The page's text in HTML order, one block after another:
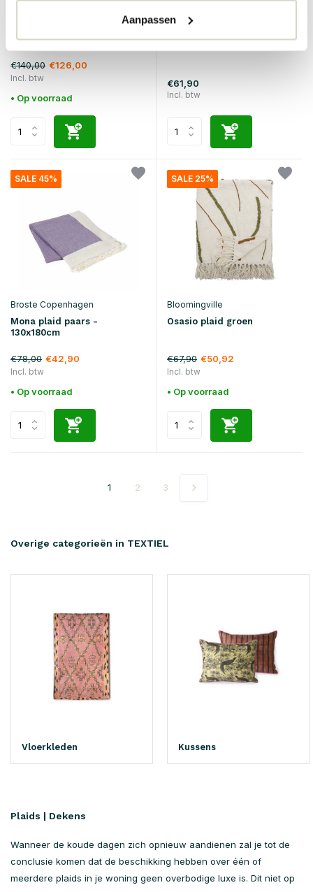
Aanpassen
Linda plaid pumpkin/oranje -
130x180cm
€140,00 €126,00
Incl. btw
• Op voorraad
Hamisha plaid grijs/bruin
€61,90
Incl. btw
SALE 45%
Broste Copenhagen
Mona plaid paars -
130x180cm
€78,00 €42,90
Incl. btw
• Op voorraad
SALE 25%
Bloomingville
Osasio plaid groen
€67,90 €50,92
Incl. btw
• Op voorraad
1 2 3
Overige categorieën in TEXTIEL
Vloerkleden Kussens
Plaids | Dekens
Wanneer de koude dagen zich opnieuw aandienen zal je tot de
conclusie komen dat de beschikking hebben over één of
meerdere plaids in je woning geen overbodige luxe is. Dit niet op